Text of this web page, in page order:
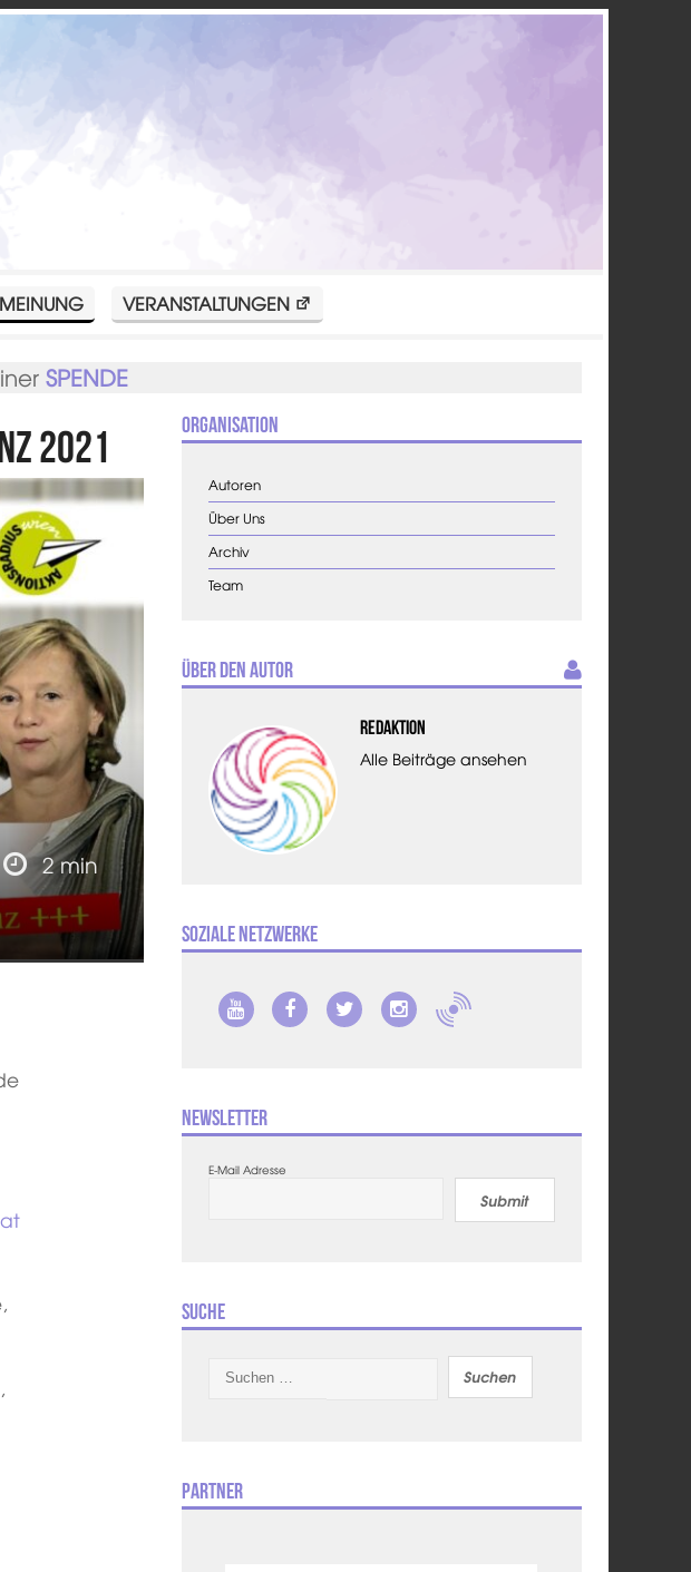
MEINUNG VERANSTALTUNGEN
SPENDE
2021
2 min
Organisation
Autoren
Über Uns
Archiv
Team
Über den Autor
Redaktion
Alle Beiträge ansehen
Soziale Netzwerke
Newsletter
E-Mail Adresse
Submit
Suche
nach:
Partner